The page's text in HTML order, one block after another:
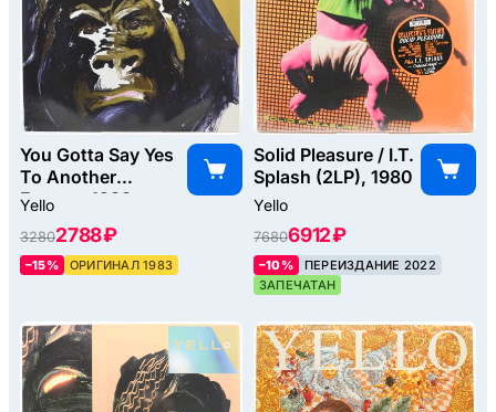
You Gotta Say Yes
To Another
Excess, 1983
Yello
32802788 ₽
–15% ОРИГИНАЛ 1983
Solid Pleasure / I.T.
Splash (2LP), 1980
Yello
76806912 ₽
–10%
ПЕРЕИЗДАНИЕ 2022
ЗАПЕЧАТАН